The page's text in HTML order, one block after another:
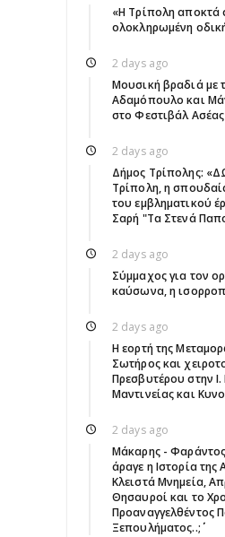
«Η Τρίπολη αποκτά
ολοκληρωμένη
2 days ago
Μουσική βραδιά με
Αδαμόπουλο και
στο Φεστιβάλ Ασέας
2 days ago
Δήμος Τρίπολης:
Τρίπολη, η
του εμβληματικού
Σαρή "Τα Στενά
2 days ago
Σύμμαχος για τον
καύσωνα, η
2 days ago
Η εορτή της
Σωτήρος και
Πρεσβυτέρου στην
Μαντινείας και
2 days ago
Μάκαρης - Φαράντος:
άραγε η Ιστορία της
Κλειστά Μνημεία,
Θησαυροί και το
Προαναγγελθέντος
Ξεπουλήματος..;΄΄